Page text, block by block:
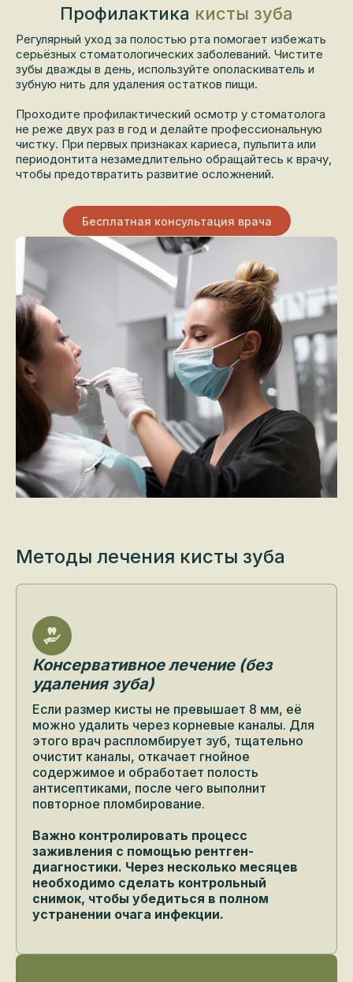
Профилактика кисты зуба
Регулярный уход за полостью рта помогает избежать
серьёзных стоматологических заболеваний. Чистите
зубы дважды в день, используйте ополаскиватель и
зубную нить для удаления остатков пищи.
Проходите профилактический осмотр у стоматолога
не реже двух раз в год и делайте профессиональную
чистку. При первых признаках кариеса, пульпита или
периодонтита незамедлительно обращайтесь к врачу,
чтобы предотвратить развитие осложнений.
Бесплатная консультация врача
Методы лечения кисты зуба
Консервативное лечение (без
удаления зуба)
Если размер кисты не превышает 8 мм, её
можно удалить через корневые каналы. Для
этого врач распломбирует зуб, тщательно
очистит каналы, откачает гнойное
содержимое и обработает полость
антисептиками, после чего выполнит
повторное пломбирование.
Важно контролировать процесс
заживления с помощью рентген-
диагностики. Через несколько месяцев
необходимо сделать контрольный
снимок, чтобы убедиться в полном
устранении очага инфекции.